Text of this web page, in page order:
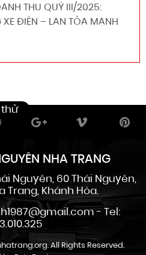
THU QUÝ III/2025:
ĐIỆN – LAN TỎA MẠNH
NHA TRANG
Nguyên, 60 Thái Nguyên,
Trang, Khánh Hòa.
- Tel:
. All Rights Reserved.